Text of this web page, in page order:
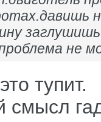
заглушишь
не
тупит.
смысл